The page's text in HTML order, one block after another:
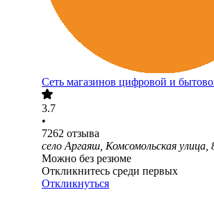
Сеть магазинов цифровой и
3.7
•
7262 отзыва
село Аргаяш, Комсомольская улица,
Можно без резюме
Откликнитесь среди первых
Откликнуться